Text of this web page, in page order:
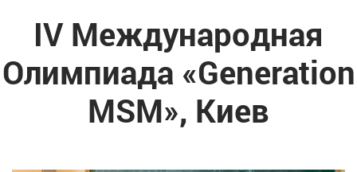
IV Международная
Олимпиада «Generation
MSM», Киев